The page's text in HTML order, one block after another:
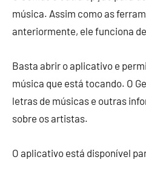
música. Assim como as
anteriormente, ele funciona
Basta abrir o aplicativo e
música que está tocando. O
letras de músicas e outras
sobre os artistas.
O aplicativo está disponível